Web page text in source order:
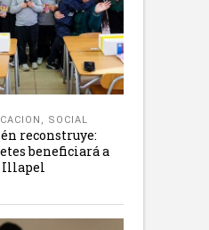
, SOCIAL
reconstruye:
beneficiará a
Illapel